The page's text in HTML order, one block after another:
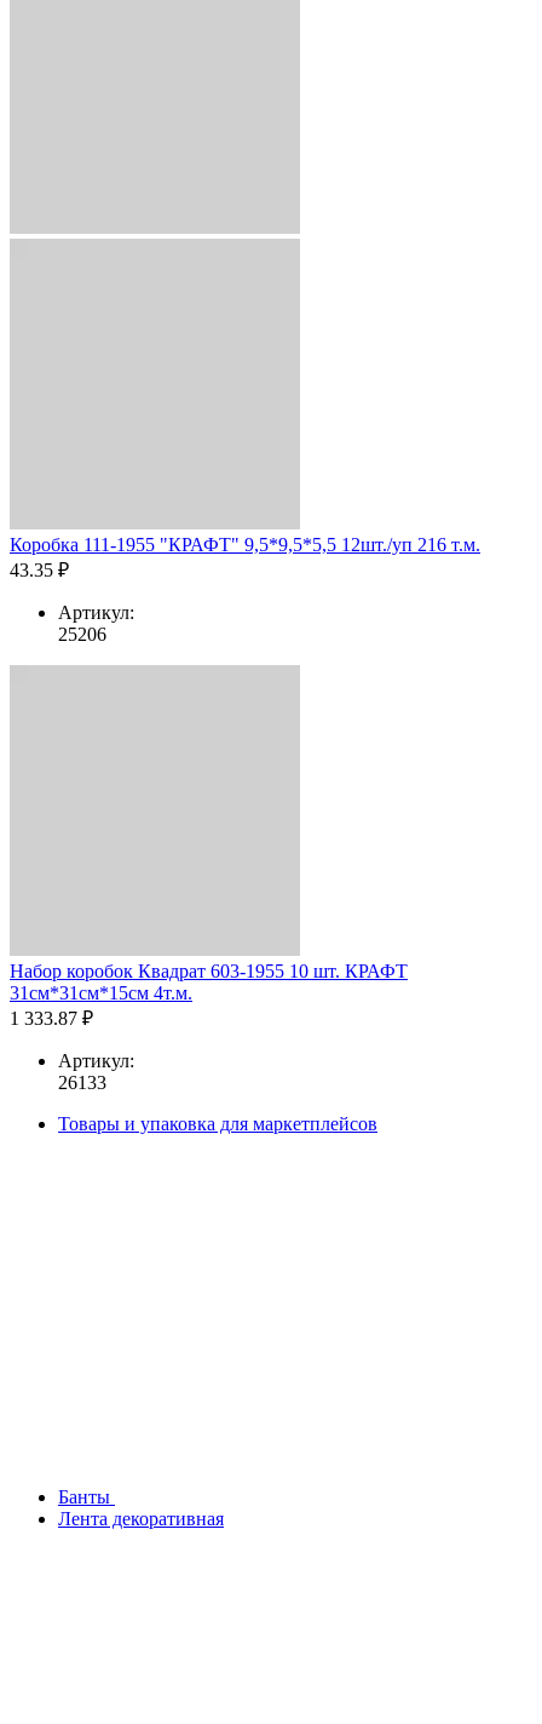
Коробка 111-1955 "КРАФТ" 9,5*9,5*5,5 12шт./уп 216 т.м.
43.35 ₽
Артикул:
25206
Набор коробок Квадрат 603-1955 10 шт. КРАФТ
31см*31см*15см 4т.м.
1 333.87 ₽
Артикул:
26133
Товары и упаковка для маркетплейсов
Банты
Лента декоративная